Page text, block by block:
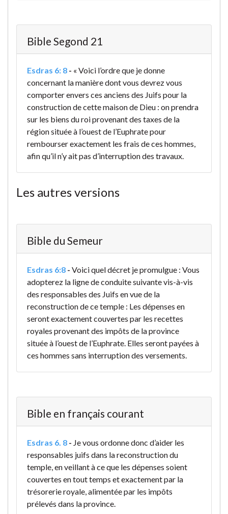
Bible Segond 21
Esdras 6: 8 - « Voici l’ordre que je donne
concernant la manière dont vous devrez vous
comporter envers ces anciens des Juifs pour la
construction de cette maison de Dieu : on prendra
sur les biens du roi provenant des taxes de la
région située à l’ouest de l’Euphrate pour
rembourser exactement les frais de ces hommes,
afin qu’il n’y ait pas d’interruption des travaux.
Les autres versions
Bible du Semeur
Esdras 6:8 - Voici quel décret je promulgue : Vous
adopterez la ligne de conduite suivante vis-à-vis
des responsables des Juifs en vue de la
reconstruction de ce temple : Les dépenses en
seront exactement couvertes par les recettes
royales provenant des impôts de la province
située à l’ouest de l’Euphrate. Elles seront payées à
ces hommes sans interruption des versements.
Bible en français courant
Esdras 6. 8 - Je vous ordonne donc d’aider les
responsables juifs dans la reconstruction du
temple, en veillant à ce que les dépenses soient
couvertes en tout temps et exactement par la
trésorerie royale, alimentée par les impôts
prélevés dans la province.